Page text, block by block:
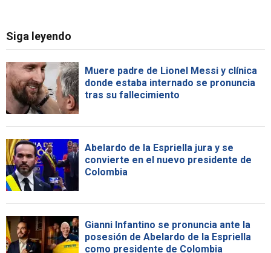
Siga leyendo
Muere padre de Lionel Messi y clínica
donde estaba internado se pronuncia
tras su fallecimiento
Abelardo de la Espriella jura y se
convierte en el nuevo presidente de
Colombia
Gianni Infantino se pronuncia ante la
posesión de Abelardo de la Espriella
como presidente de Colombia